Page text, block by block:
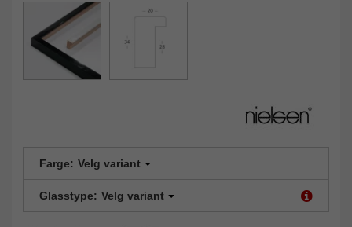
Farge: Velg variant
Glasstype: Velg variant